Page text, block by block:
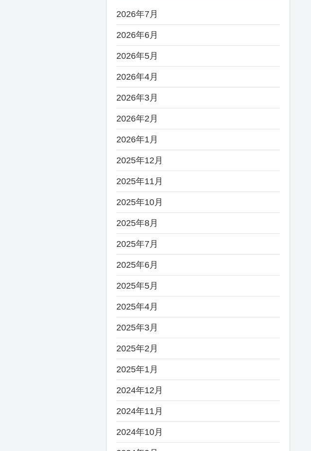
2026年7月
2026年6月
2026年5月
2026年4月
2026年3月
2026年2月
2026年1月
2025年12月
2025年11月
2025年10月
2025年8月
2025年7月
2025年6月
2025年5月
2025年4月
2025年3月
2025年2月
2025年1月
2024年12月
2024年11月
2024年10月